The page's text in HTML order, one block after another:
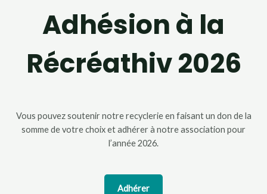
Adhésion à la
Récréathiv 2026
Vous pouvez soutenir notre recyclerie en faisant un don de la
somme de votre choix et adhérer à notre association pour
l’année 2026.
Adhérer